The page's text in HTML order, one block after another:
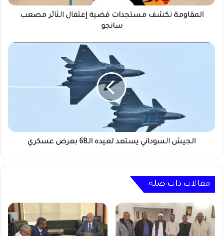
المقاومة تكشف مستجدات قضية إعتقال الثائر مصعب
سانجو
الجيش
الجيش السوداني يستعد لعيده الـ68 بعرض عسكري
مقالات ذات صلة